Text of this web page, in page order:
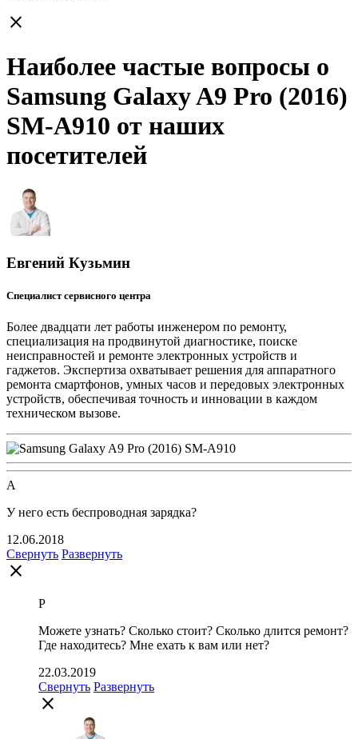
close
Наиболее частые вопросы о
Samsung Galaxy A9 Pro (2016)
SM-A910 от наших
посетителей
Евгений Кузьмин
Специалист сервисного центра
Более двадцати лет работы инженером по ремонту,
специализация на продвинутой диагностике, поиске
неисправностей и ремонте электронных устройств и
гаджетов. Экспертиза охватывает решения для аппаратного
ремонта смартфонов, умных часов и передовых электронных
устройств, обеспечивая точность и инновации в каждом
техническом вызове.
А
У него есть беспроводная зарядка?
12.06.2018
Свернуть Развернуть
close
Р
Можете узнать? Сколько стоит? Сколько длится ремонт?
Где находитесь? Мне ехать к вам или нет?
22.03.2019
Свернуть Развернуть
close